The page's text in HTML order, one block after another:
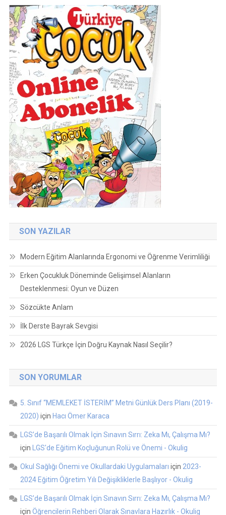
SON YAZILAR
Modern Eğitim Alanlarında Ergonomi ve Öğrenme Verimliliği
Erken Çocukluk Döneminde Gelişimsel Alanların
Desteklenmesi: Oyun ve Düzen
Sözcükte Anlam
İlk Derste Bayrak Sevgisi
2026 LGS Türkçe İçin Doğru Kaynak Nasıl Seçilir?
SON YORUMLAR
5. Sınıf “MEMLEKET İSTERİM” Metni Günlük Ders Planı (2019-
2020) için Hacı Ömer Karaca
LGS’de Başarılı Olmak İçin Sınavın Sırrı: Zeka Mı, Çalışma Mı?
için
LGS'de Eğitim Koçluğunun Rolü ve Önemi - Okulig
Okul Sağlığı Önemi ve Okullardaki Uygulamaları için 2023-
2024 Eğitim Öğretim Yılı Değişikliklerle Başlıyor - Okulig
LGS’de Başarılı Olmak İçin Sınavın Sırrı: Zeka Mı, Çalışma Mı?
için Öğrencilerin Rehberi Olarak Sınavlara Hazırlık - Okulig